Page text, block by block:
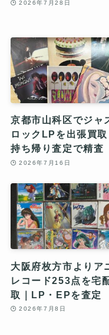
2026年7月28日
京都市山科区でジャ
ロックLPを出張買取
持ち帰り査定で精査
2026年7月16日
大阪府枚方市よりア
レコード253点を宅
取｜LP・EPを査定
2026年7月8日